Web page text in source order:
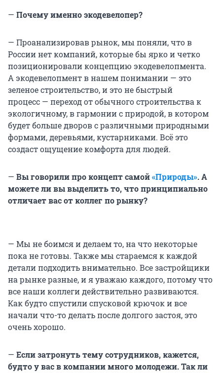
— Почему именно экодевелопер?
— Проанализировав рынок, мы поняли, что в
России нет компаний, которые бы ярко и четко
позиционировали концепцию экодевелопмента.
А экодевелопмент в нашем понимании — это
зеленое строительство, и это не быстрый
процесс — переход от обычного строительства к
экологичному, в гармонии с природой, в котором
будет больше дворов с различными природными
формами, деревьями, кустарниками. Всё это
создаст ощущение комфорта для людей.
— Вы говорили про концепт самой«Природы». А
можете ли вы выделить то, что принципиально
отличает вас от коллег по рынку?
— Мы не боимся и делаем то, на что некоторые
пока не готовы. Также мы стараемся к каждой
детали подходить внимательно. Все застройщики
на рынке разные, и я уважаю каждого, потому что
все наши коллеги действительно развиваются.
Как будто спустили спусковой крючок и все
начали что-то делать после долгого застоя, это
очень хорошо.
— Если затронуть тему сотрудников, кажется,
будто у вас в компании много молодежи. Так ли